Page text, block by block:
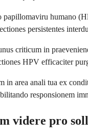
papillomaviru humano
persistentes
criticum in
HPV efficaciter
in area anali tua ex
responsionem
videre pro